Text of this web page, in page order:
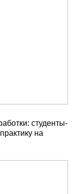
студенты-
на